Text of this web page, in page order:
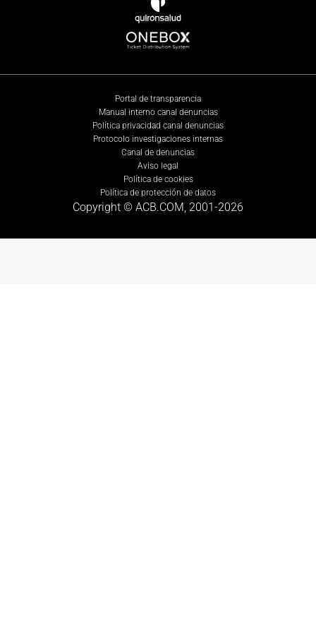
Portal de transparencia
Manual interno canal denuncias
Política privacidad canal denuncias
Protocolo investigaciones internas
Canal de denuncias
Aviso legal
Política de cookies
Política de protección de datos
Copyright © ACB.COM, 2001-2026